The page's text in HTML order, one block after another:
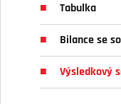
Tabulka
Bilance se
Výsledkový